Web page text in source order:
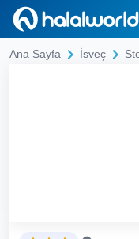
Ana Sayfa İsveç